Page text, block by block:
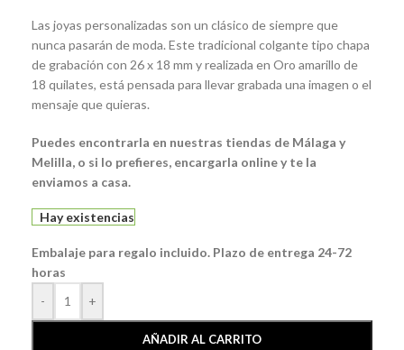
Las joyas personalizadas son un clásico de siempre que
nunca pasarán de moda. Este tradicional colgante tipo chapa
de grabación con 26 x 18 mm y realizada en Oro amarillo de
18 quilates, está pensada para llevar grabada una imagen o el
mensaje que quieras.
Puedes encontrarla en nuestras tiendas de Málaga y
Melilla, o si lo prefieres, encargarla online y te la
enviamos a casa.
Hay existencias
Embalaje para regalo incluido. Plazo de entrega 24-72
horas
-
+
AÑADIR AL CARRITO